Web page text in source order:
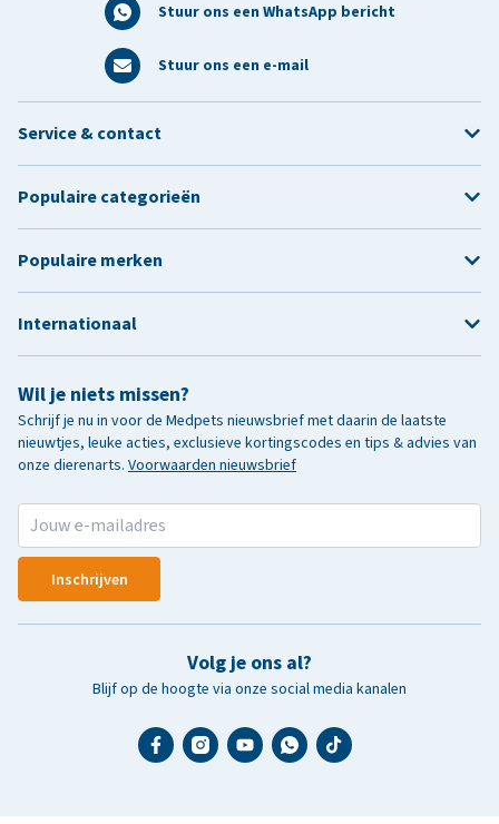
Stuur ons een WhatsApp bericht
Stuur ons een e-mail
Wil je niets missen?
Schrijf je nu in voor de Medpets nieuwsbrief met daarin de laatste
nieuwtjes, leuke acties, exclusieve kortingscodes en tips & advies van
onze dierenarts. Voorwaarden nieuwsbrief
Inschrijven
Volg je ons al?
Blijf op de hoogte via onze social media kanalen
Service & contact
Populaire categorieën
Populaire merken
Internationaal